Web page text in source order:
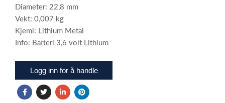
Diameter: 22,8 mm
Vekt: 0,007 kg
Kjemi: Lithium Metal
Info: Batteri 3,6 volt Lithium
Logg inn for å handle